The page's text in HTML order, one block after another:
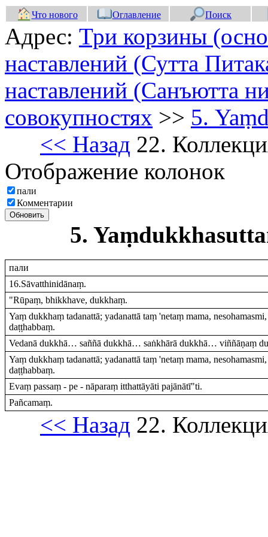
Что нового Оглавление Поиск
Адрес: Три корзины
наставлений (Сутта
наставлений (Санъютта
совокупностях >> 5.
<< Назад 22.
Отображение колонок
пали
Комментарии
Обновить
5.
пали
16.Sāvatthinidānaṃ.
"Rūpaṃ, bhikkhave, dukkhaṃ.
Yaṃ dukkhaṃ tadanattā; yadanattā taṃ 'netaṃ mama,
daṭṭhabbaṃ.
Vedanā dukkhā… saññā dukkhā… saṅkhārā dukkhā… viññāṇaṃ
Yaṃ dukkhaṃ tadanattā; yadanattā taṃ 'netaṃ mama,
daṭṭhabbaṃ.
Evaṃ passaṃ - pe - nāparaṃ itthattāyāti pajānātī"ti.
Pañcamaṃ.
<< Назад 22.